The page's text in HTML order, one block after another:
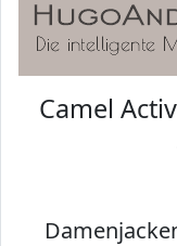
Camel